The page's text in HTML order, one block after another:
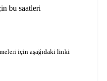
bu saatleri
için aşağıdaki linki